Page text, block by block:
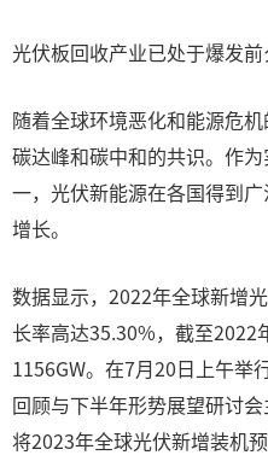
光伏板回收产业已处于爆发前
随着全球环境恶化和能源危
碳达峰和碳中和的共识。作
一，光伏新能源在各国得到
增长。
数据显示，2022年全球新增
长率高达35.30%，截至2022
1156GW。在7月20日上午举
回顾与下半年形势展望研讨
将2023年全球光伏新增装机